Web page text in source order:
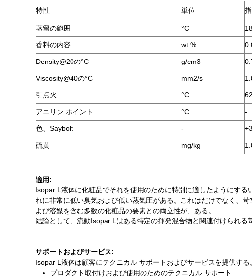
特性
単位
蒸留の範囲 °C
香料の内容 wt %
Density@20の°C g/cm3
Viscosity@40の°C mm2/s
引点火 °C
アニリン ポイント °C -
色、Saybolt -
硫黄 mg/kg
適用:
Isopar L液体に化粧品でそれを使用のために特別に適したようにす
れに非常に低い臭気および低い蒸気圧がある。これはだけでなく、
よび溶媒を含む多数の化粧品の要素との両立性が、ある。
結論として、流動Isopar Lはある特定の揮発混合物と関連付けられ
サポートおよびサービス:
Isopar L液体は顧客にテクニカル サポートおよびサービスを提供す
プロダクト取付けおよび使用のためのテクニカル サポート